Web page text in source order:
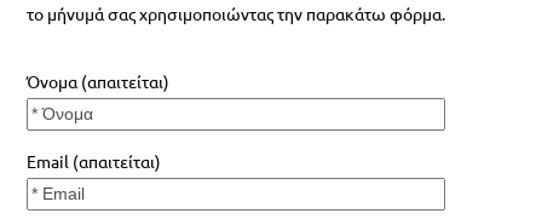
το μήνυμά σας χρησιμοποιώντας την παρακάτω φόρμα.
Όνομα (απαιτείται)
Email (απαιτείται)